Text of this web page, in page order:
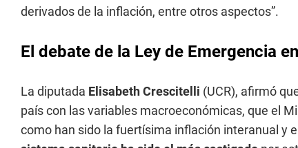
derivados de la inflación, entre otros aspectos”.
El debate de la Ley de Emergencia
La diputada Elisabeth Crescitelli (UCR), afirmó
país con las variables macroeconómicas, que el
como han sido la fuertísima inflación interanual y